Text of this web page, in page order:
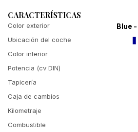
CARACTERÍSTICAS
Color exterior Blue
Ubicación del coche
Color interior
Potencia (cv DIN)
Tapicería
Caja de cambios
Kilometraje
Combustible